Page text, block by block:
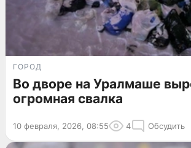
ГОРОД
Во дворе на Уралмаше
огромная свалка
10 февраля, 2026, 08:55 4 Обсудить